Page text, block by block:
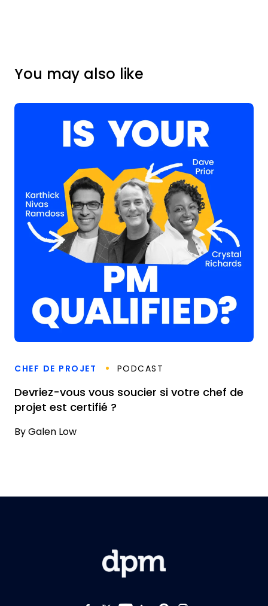
You may also like
CHEF DE PROJET PODCAST
Devriez-vous vous soucier si votre chef de
projet est certifié ?
By Galen Low